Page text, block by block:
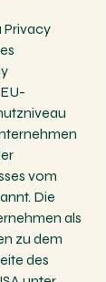
Privacy
vom
Die
als
zu dem
des